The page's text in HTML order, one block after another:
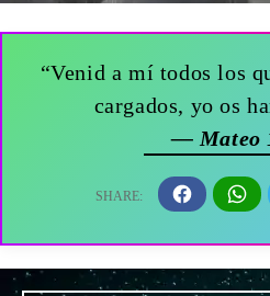
“Venid a mí todos los
cargados, yo os
— Mateo